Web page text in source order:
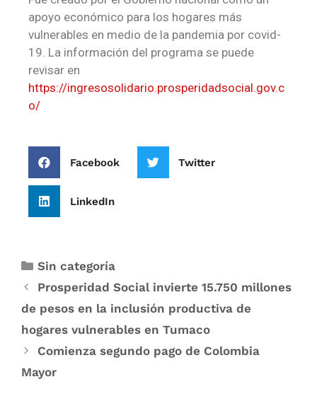
apoyo económico para los hogares más
vulnerables en medio de la pandemia por covid-
19. La información del programa se puede
revisar en
https://ingresosolidario.prosperidadsocial.gov.c
o/
Facebook Twitter
LinkedIn
Sin categoría
Prosperidad Social invierte 15.750 millones
de pesos en la inclusión productiva de
hogares vulnerables en Tumaco
Comienza segundo pago de Colombia
Mayor